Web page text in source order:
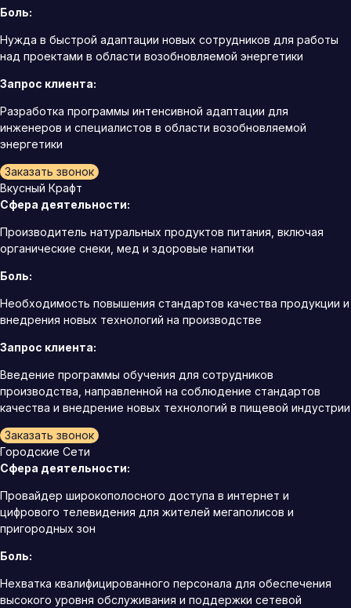
Боль:
Нужда в быстрой адаптации новых сотрудников для работы
над проектами в области возобновляемой энергетики
Запрос клиента:
Разработка программы интенсивной адаптации для
инженеров и специалистов в области возобновляемой
энергетики
Заказать звонок
Вкусный Крафт
Сфера деятельности:
Производитель натуральных продуктов питания, включая
органические снеки, мед и здоровые напитки
Боль:
Необходимость повышения стандартов качества продукции и
внедрения новых технологий на производстве
Запрос клиента:
Введение программы обучения для сотрудников
производства, направленной на соблюдение стандартов
качества и внедрение новых технологий в пищевой индустрии
Заказать звонок
Городские Сети
Сфера деятельности:
Провайдер широкополосного доступа в интернет и
цифрового телевидения для жителей мегаполисов и
пригородных зон
Боль:
Нехватка квалифицированного персонала для обеспечения
высокого уровня обслуживания и поддержки сетевой